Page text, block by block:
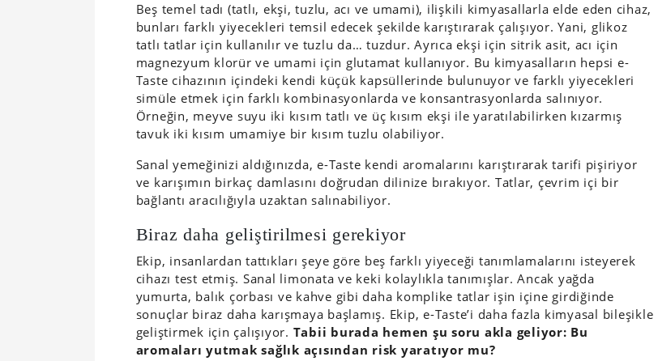
Beş temel tadı (tatlı, ekşi, tuzlu, acı ve umami), ilişkili kimyasallarla elde eden cihaz,
bunları farklı yiyecekleri temsil edecek şekilde karıştırarak çalışıyor. Yani, glikoz
tatlı tatlar için kullanılır ve tuzlu da… tuzdur. Ayrıca ekşi için sitrik asit, acı için
magnezyum klorür ve umami için glutamat kullanıyor. Bu kimyasalların hepsi e-
Taste cihazının içindeki kendi küçük kapsüllerinde bulunuyor ve farklı yiyecekleri
simüle etmek için farklı kombinasyonlarda ve konsantrasyonlarda salınıyor.
Örneğin, meyve suyu iki kısım tatlı ve üç kısım ekşi ile yaratılabilirken kızarmış
tavuk iki kısım umamiye bir kısım tuzlu olabiliyor.
Sanal yemeğinizi aldığınızda, e-Taste kendi aromalarını karıştırarak tarifi pişiriyor
ve karışımın birkaç damlasını doğrudan dilinize bırakıyor. Tatlar, çevrim içi bir
bağlantı aracılığıyla uzaktan salınabiliyor.
Biraz daha geliştirilmesi gerekiyor
Ekip, insanlardan tattıkları şeye göre beş farklı yiyeceği tanımlamalarını isteyerek
cihazı test etmiş. Sanal limonata ve keki kolaylıkla tanımışlar. Ancak yağda
yumurta, balık çorbası ve kahve gibi daha komplike tatlar işin içine girdiğinde
sonuçlar biraz daha karışmaya başlamış. Ekip, e-Taste’i daha fazla kimyasal bileşikle
geliştirmek için çalışıyor. Tabii burada hemen şu soru akla geliyor: Bu
aromaları yutmak sağlık açısından risk yaratıyor mu?